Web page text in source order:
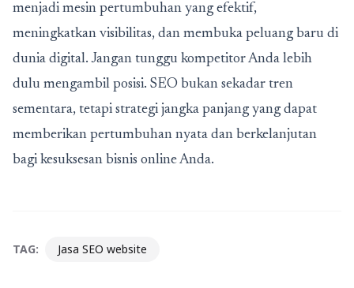
menjadi mesin pertumbuhan yang efektif,
meningkatkan visibilitas, dan membuka peluang baru di
dunia digital. Jangan tunggu kompetitor Anda lebih
dulu mengambil posisi. SEO bukan sekadar tren
sementara, tetapi strategi jangka panjang yang dapat
memberikan pertumbuhan nyata dan berkelanjutan
bagi kesuksesan bisnis online Anda.
TAG: Jasa SEO website